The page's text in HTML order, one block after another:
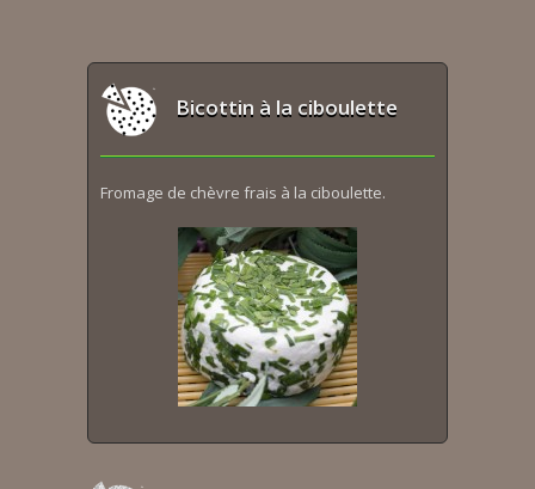
Bicottin à la ciboulette
Fromage de chèvre frais à la ciboulette.